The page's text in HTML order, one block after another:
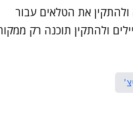
את הטלאים עבור
ולהתקין תוכנה רק